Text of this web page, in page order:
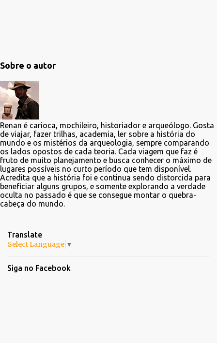
Sobre o autor
Renan é carioca, mochileiro, historiador e arqueólogo. Gosta
de viajar, fazer trilhas, academia, ler sobre a história do
mundo e os mistérios da arqueologia, sempre comparando
os lados opostos de cada teoria. Cada viagem que faz é
fruto de muito planejamento e busca conhecer o máximo de
lugares possíveis no curto período que tem disponível.
Acredita que a história foi e continua sendo distorcida para
beneficiar alguns grupos, e somente explorando a verdade
oculta no passado é que se consegue montar o quebra-
cabeça do mundo.
Translate
Select Language ▼
Siga no Facebook